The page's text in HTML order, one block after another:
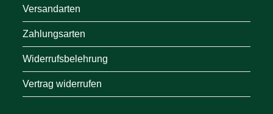
Versandarten
Zahlungsarten
Widerrufsbelehrung
Vertrag widerrufen